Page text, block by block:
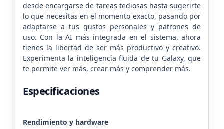
desde encargarse de tareas tediosas hasta sugerirte
lo que necesitas en el momento exacto, pasando por
adaptarse a tus gustos personales y patrones de
uso. Con la AI más integrada en el sistema, ahora
tienes la libertad de ser más productivo y creativo.
Experimenta la inteligencia fluida de tu Galaxy, que
te permite ver más, crear más y comprender más.
Especificaciones
Rendimiento y hardware